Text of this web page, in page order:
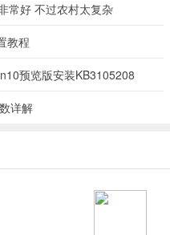
！
系统，操作简洁而富于策略。
同属性的「弱点击破」效果压
定音，战斗节奏爽快又不失深
常好 不过农村太复杂
教程
预览版安装KB3105208
详解